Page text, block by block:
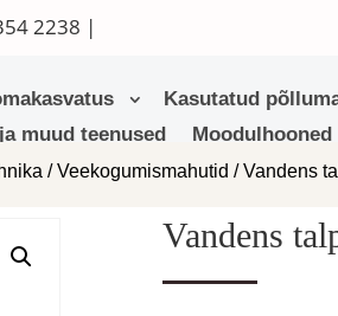
2238 |
Kasutatud
muud teenused
Moodulhooned
/Veekogumismahutid / Vandens
Vandens